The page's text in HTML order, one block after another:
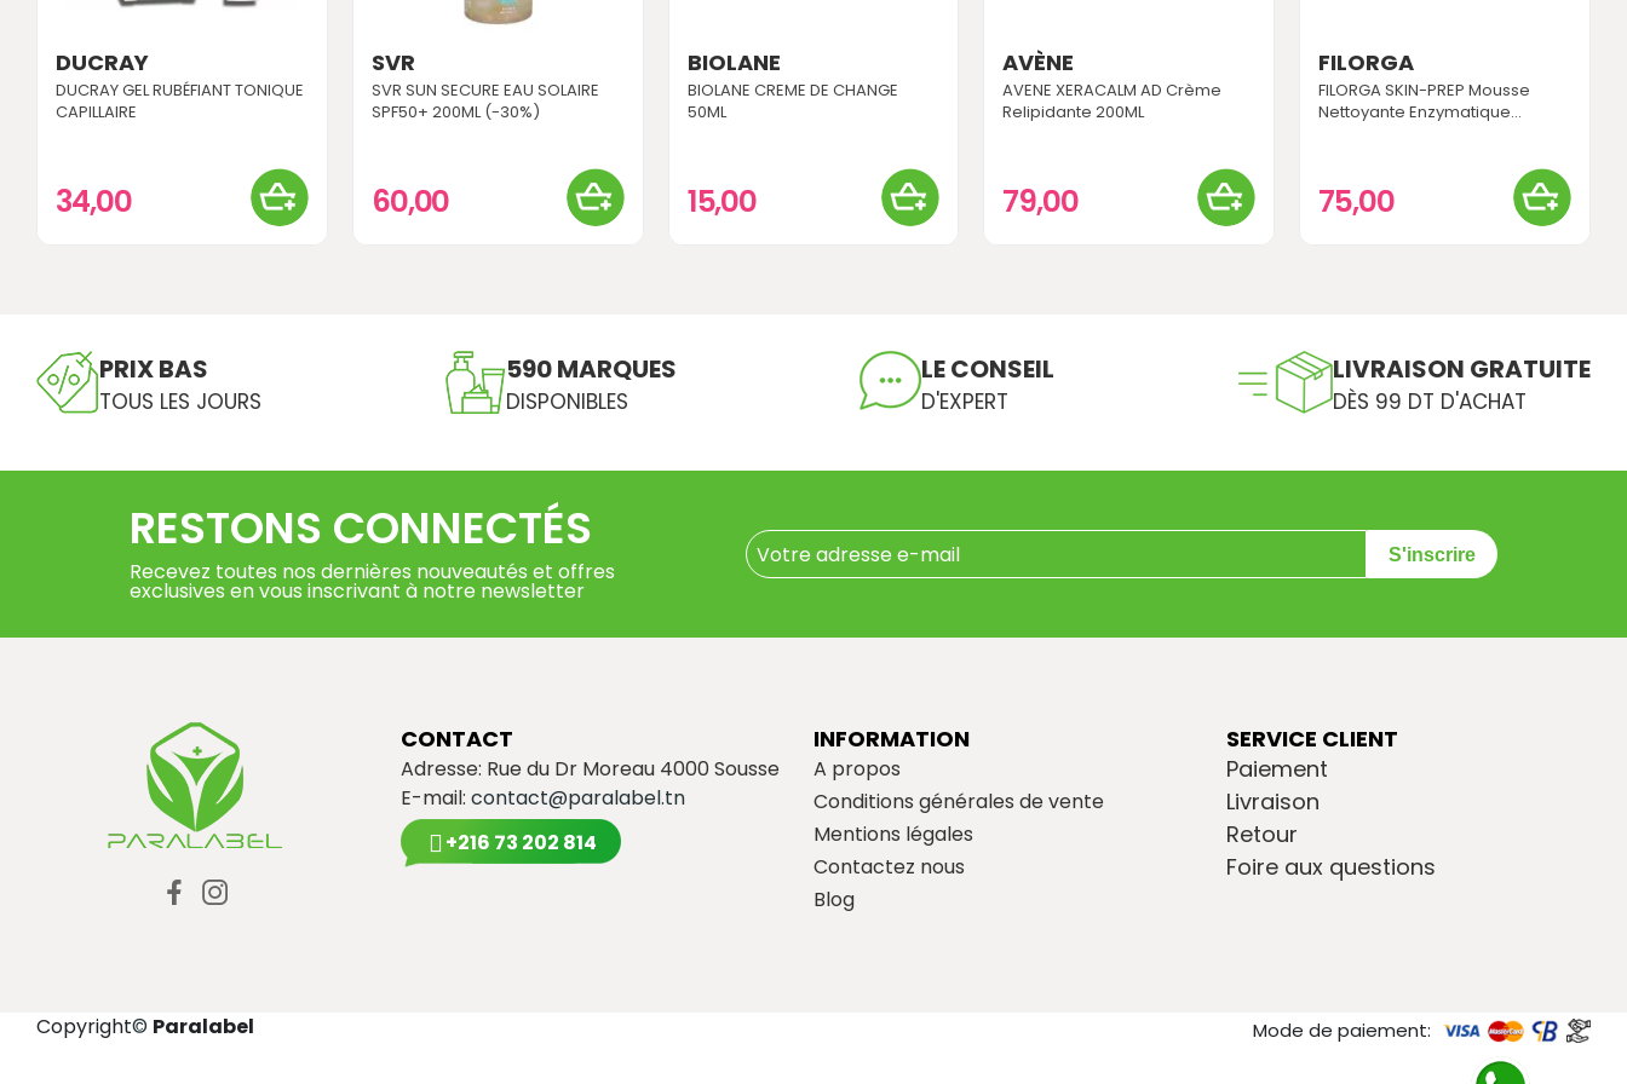
DUCRAY
DUCRAY GEL RUBÉFIANT TONIQUE
CAPILLAIRE
34,00
SVR
SVR SUN SECURE EAU SOLAIRE
SPF50+ 200ML (-30%)
60,00
BIOLANE
BIOLANE CREME DE CHANGE
50ML
15,00
AVÈNE
AVENE XERACALM AD Crème
Relipidante 200ML
79,00
FILORGA
FILORGA SKIN-PREP Mousse
Nettoyante Enzymatique...
75,00
PRIX BAS
TOUS LES JOURS
590 MARQUES
DISPONIBLES
LE CONSEIL
D'EXPERT
LIVRAISON GRATUITE
DÈS 99 DT D'ACHAT
RESTONS CONNECTÉS
Recevez toutes nos dernières nouveautés et offres
exclusives en vous inscrivant à notre newsletter
S'inscrire
CONTACT
Adresse: Rue du Dr Moreau 4000 Sousse
E-mail: contact@paralabel.tn
+216 73 202 814
INFORMATION
A propos
Conditions générales de vente
Mentions légales
Contactez nous
Blog
SERVICE CLIENT
Paiement
Livraison
Retour
Foire aux questions
Copyright© Paralabel Mode de paiement: